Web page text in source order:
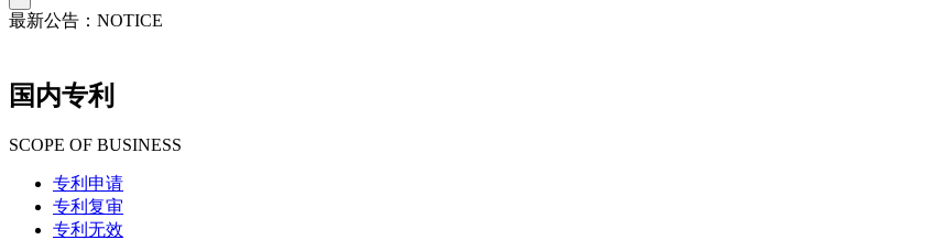
最新公告： NOTICE
国内专利
SCOPE OF BUSINESS
专利申请
专利复审
专利无效